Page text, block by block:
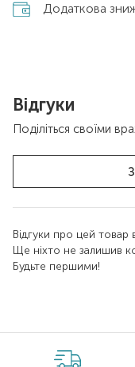
Додаткова
Відгуки
Поділіться своїми
Відгуки про цей товар
Ще ніхто не залишив
Будьте першими!